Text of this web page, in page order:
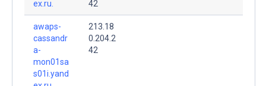
ex.ru.
42
awaps-
cassandr
a-
mon01sa
s01i.yand
213.18
0.204.2
42